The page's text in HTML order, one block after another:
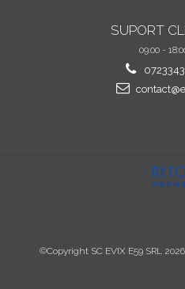
SUPORT
09:00 -
©Copyright SC EVIX E59 SRL 2026